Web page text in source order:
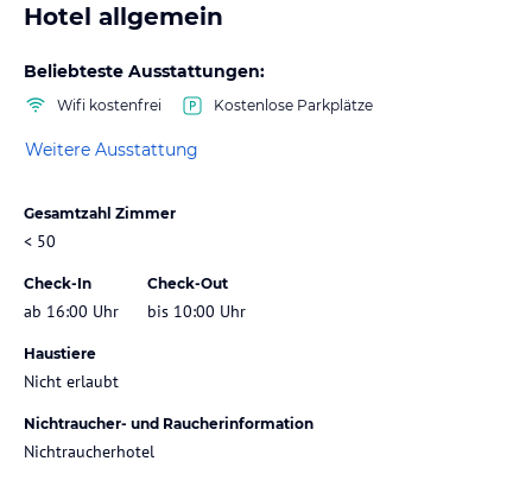
Hotel allgemein
Beliebteste Ausstattungen:
Wifi kostenfrei Kostenlose Parkplätze
Weitere Ausstattung
Gesamtzahl Zimmer
< 50
Check-In
ab 16:00 Uhr
Check-Out
bis 10:00 Uhr
Haustiere
Nicht erlaubt
Nichtraucher- und Raucherinformation
Nichtraucherhotel